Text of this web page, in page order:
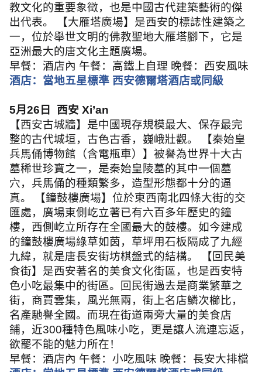
教文化的重要象徵，也是中國古代建築藝術的傑
出代表。 【大雁塔廣場】是西安的標誌性建築之
一，位於舉世文明的佛教聖地大雁塔腳下，它是
亞洲最大的唐文化主題廣場。
早餐：酒店內 午餐：高鐵上自理 晚餐：西安風味
酒店：當地五星標準 西安德爾塔酒店或同級
5月 26 日 西安 Xi’an
【西安古城牆】是中國現存規模最大、保存最完
整的古代城垣，古色古香，巍峨壯觀。 【秦始皇
兵馬俑博物館（含電瓶車）】被譽為世界十大古
墓稀世珍寶之一，是秦始皇陵墓的其中一個墓
穴，兵馬俑的種類繁多，造型形態都十分的逼
真。 【鐘鼓樓廣場】位於東西南北四條大街的交
匯處，廣場東側屹立著已有六百多年歷史的鐘
樓，西側屹立所存在全國最大的鼓樓。如今建成
的鐘鼓樓廣場綠草如茵，草坪用石板隔成了九經
九緯，就是唐長安街坊棋盤式的結構。 【回民美
食街】是西安著名的美食文化街區，也是西安特
色小吃最集中的街區。回民街過去是商業繁華之
街，商賈雲集，風光無兩，街上名店鱗次櫛比，
名產馳譽全國。而現在街道兩旁大量的美食店
鋪，近300種特色風味小吃，更是讓人流連忘返，
欲罷不能的魅力所在！
早餐：酒店內 午餐：小吃風味 晚餐：長安大排檔